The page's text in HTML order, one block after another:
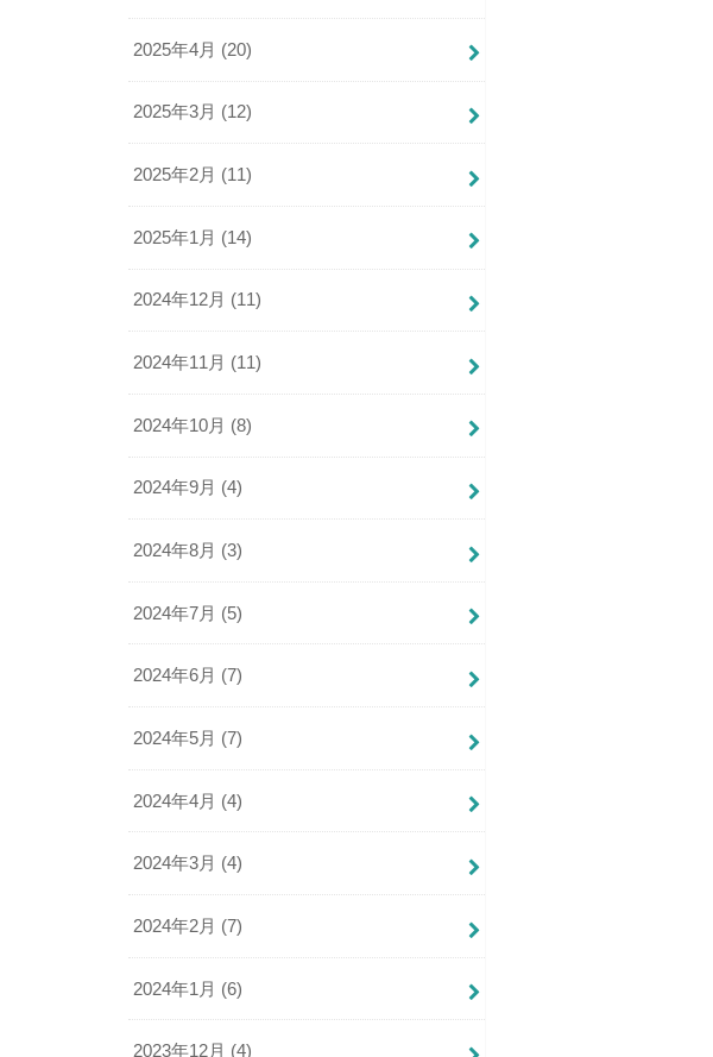
2025年4月 (20)
2025年3月 (12)
2025年2月 (11)
2025年1月 (14)
2024年12月 (11)
2024年11月 (11)
2024年10月 (8)
2024年9月 (4)
2024年8月 (3)
2024年7月 (5)
2024年6月 (7)
2024年5月 (7)
2024年4月 (4)
2024年3月 (4)
2024年2月 (7)
2024年1月 (6)
2023年12月 (4)